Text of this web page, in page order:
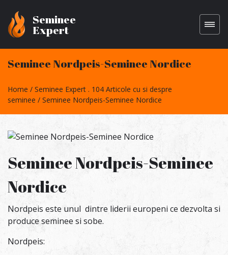
Seminee
Expert
Seminee Nordpeis-Seminee Nordice
Home
Seminee Expert . 104 Articole cu si despre
seminee
Seminee Nordpeis-Seminee Nordice
Seminee Nordpeis-Seminee
Nordice
Nordpeis este unul dintre liderii europeni ce dezvolta si
produce seminee si sobe.
Nordpeis: